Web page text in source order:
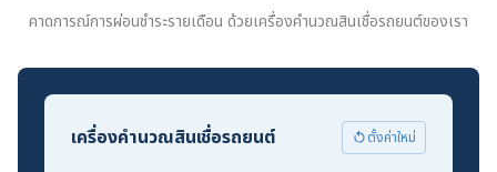
คาดการณ์การผ่อนชำระรายเดือน ด้วยเครื่องคำนวณสินเชื่อรถยนต์ของเรา
เครื่องคำนวณสินเชื่อรถยนต์ ตั้งค่าใหม่